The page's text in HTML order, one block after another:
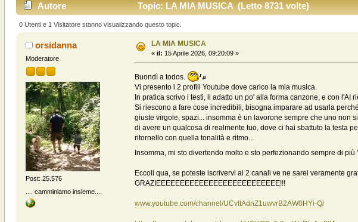
Autore Topic: LA MIA MUSICA (Letto 8731 volte)
0 Utenti e 1 Visitatore stanno visualizzando questo topic.
orsidanna
Moderatore
Post: 25.576
.... camminiamo insieme....
LA MIA MUSICA
« il: 15 Aprile 2026, 09:20:09 »
Buondì a todos.
Vi presento i 2 profili Youtube dove carico la mia musica.
In pratica scrivo i testi, li adatto un po' alla forma canzone, e con
Si riescono a fare cose incredibili, bisogna imparare ad usarla
giuste virgole, spazi... insomma è un lavorone sempre che uno non
di avere un qualcosa di realmente tuo, dove ci hai sbattuto la testa
ritornello con quella tonalità e ritmo...
Insomma, mi sto divertendo molto e sto perfezionando sempre di
Eccoli qua, se poteste iscrivervi ai 2 canali ve ne sarei veramente
GRAZIEEEEEEEEEEEEEEEEEEEEEEEEEE!!!
www.youtube.com/channel/UCvItAdnZ1uwvrB2AW0HYi-Q/